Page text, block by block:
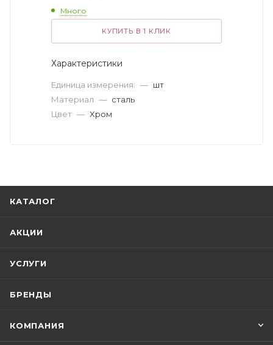
Много
КУПИТЬ В 1 КЛИК
Характеристики
Единица измерения: — шт
Материал — сталь
Цвет — Xром
КАТАЛОГ
АКЦИИ
УСЛУГИ
БРЕНДЫ
КОМПАНИЯ